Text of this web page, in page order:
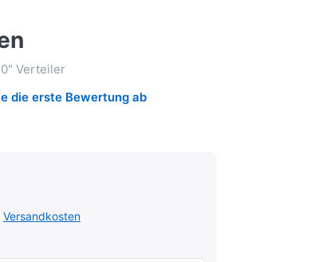
Verteiler
die erste Bewertung ab
Versandkosten